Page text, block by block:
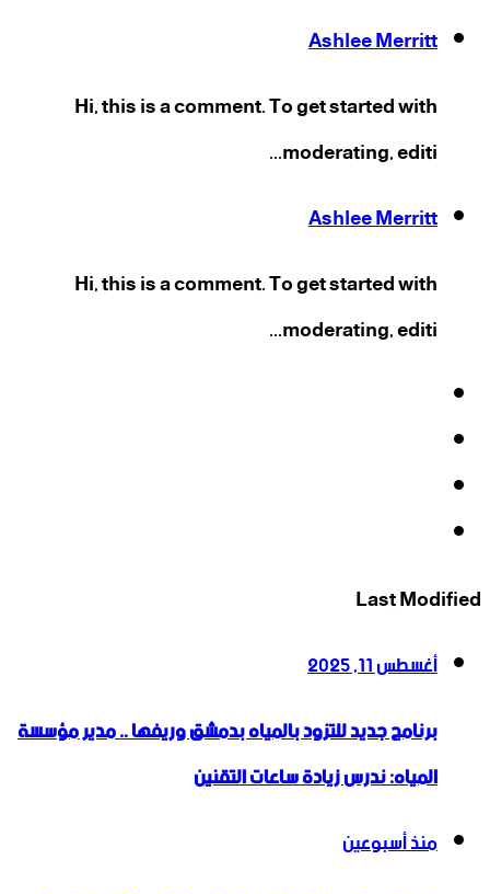
Ashlee Merritt
Hi, this is a comment. To get started with
moderating, editi...
Ashlee Merritt
Hi, this is a comment. To get started with
moderating, editi...
Last Modified
أغسطس 11, 2025
برنامج جديد للتزود بالمياه بدمشق وريفها .. مدير مؤسسة
المياه: ندرس زيادة ساعات التقنين
منذ أسبوعين